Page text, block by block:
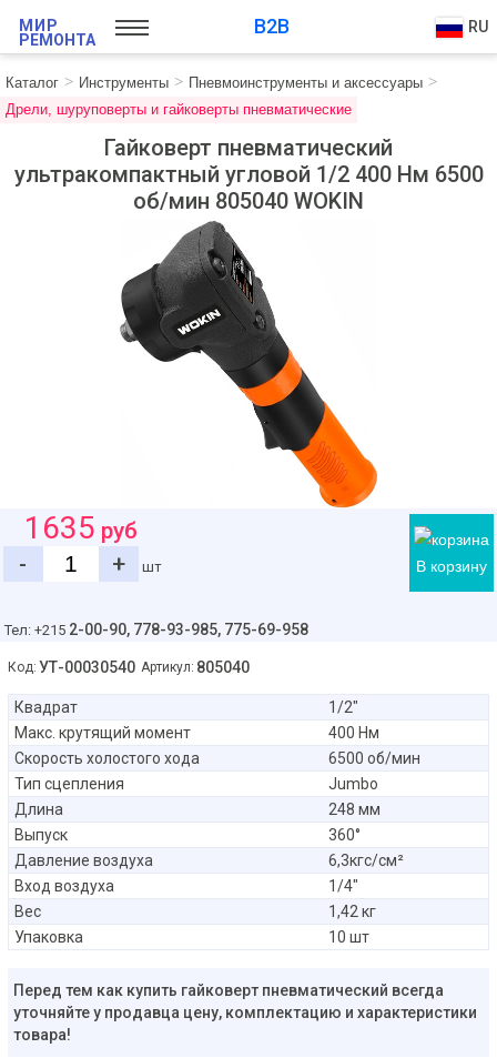
МИР
РЕМОНТА
B2B RU
Каталог Инструменты
Пневмоинструменты и аксессуары
Дрели, шуруповерты и гайковерты пневматические
Гайковерт пневматический
ультракомпактный угловой 1/2 400 Нм 6500
об/мин 805040 WOKIN
В корзину
1635 руб
-
+ шт
Тел: +215 2-00-90, 778-93-985, 775-69-958
Код: УТ-00030540 Артикул: 805040
Квадрат
1/2″
Макс. крутящий момент
400 Нм
Скорость холостого хода
6500 об/мин
Тип сцепления
Jumbo
Длина
248 мм
Выпуск
360°
Давление воздуха
6,3кгс/см²
Вход воздуха
1/4″
Вес
1,42 кг
Упаковка
10 шт
Перед тем как купить гайковерт пневматический всегда
уточняйте у продавца цену, комплектацию и характеристики
товара!